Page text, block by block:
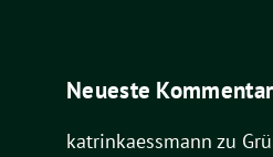
Neueste
katrinkaessmann zu